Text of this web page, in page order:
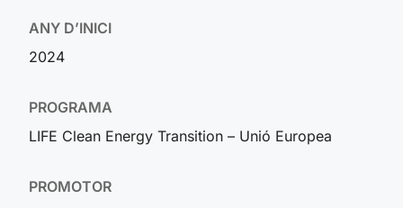
ANY D’INICI
2024
PROGRAMA
LIFE Clean Energy Transition – Unió Europea
PROMOTOR